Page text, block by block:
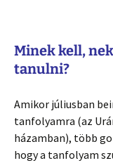
Minek kell,
tanulni?
Amikor júliusban
tanfolyamra (az
házamban), több
hogy a tanfolyam